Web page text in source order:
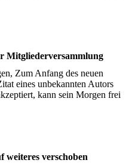
Mitgliederversammlung
Zum Anfang des neuen
eines unbekannten Autors
kann sein Morgen frei
verschoben